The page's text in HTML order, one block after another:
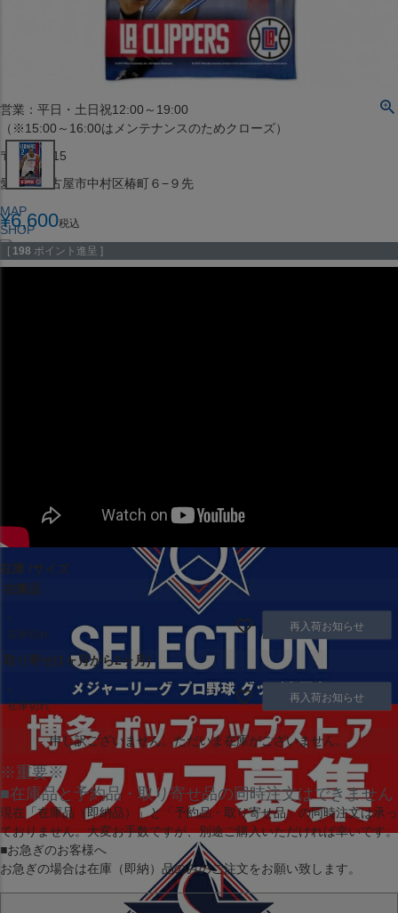
セレクション名古屋エスカ地下街店
営業：平日・土日祝12:00～19:00
（※15:00～16:00はメンテナンスのためクローズ）
〒453-0015
愛知県名古屋市中村区椿町６−９先
MAP
SHOP
¥6,600税込
[ 198 ポイント進呈 ]
在庫 サイズ
在庫品
-
在庫切れ
再入荷お知らせ
取り寄せ(1ヶ月から2ヶ月)
-
在庫切れ
再入荷お知らせ
申し訳ございません。ただいま在庫がございません。
※重要※
■在庫品と予約品・取り寄せ品の同時注文はできません
現在 「在庫品（即納品）」と 「予約品・取り寄せ品」の同時注文は承っ
ておりません。大変お手数ですが、別途ご購入いただければ幸いです。
■お急ぎのお客様へ
お急ぎの場合は在庫（即納）品のみのご注文をお願い致します。